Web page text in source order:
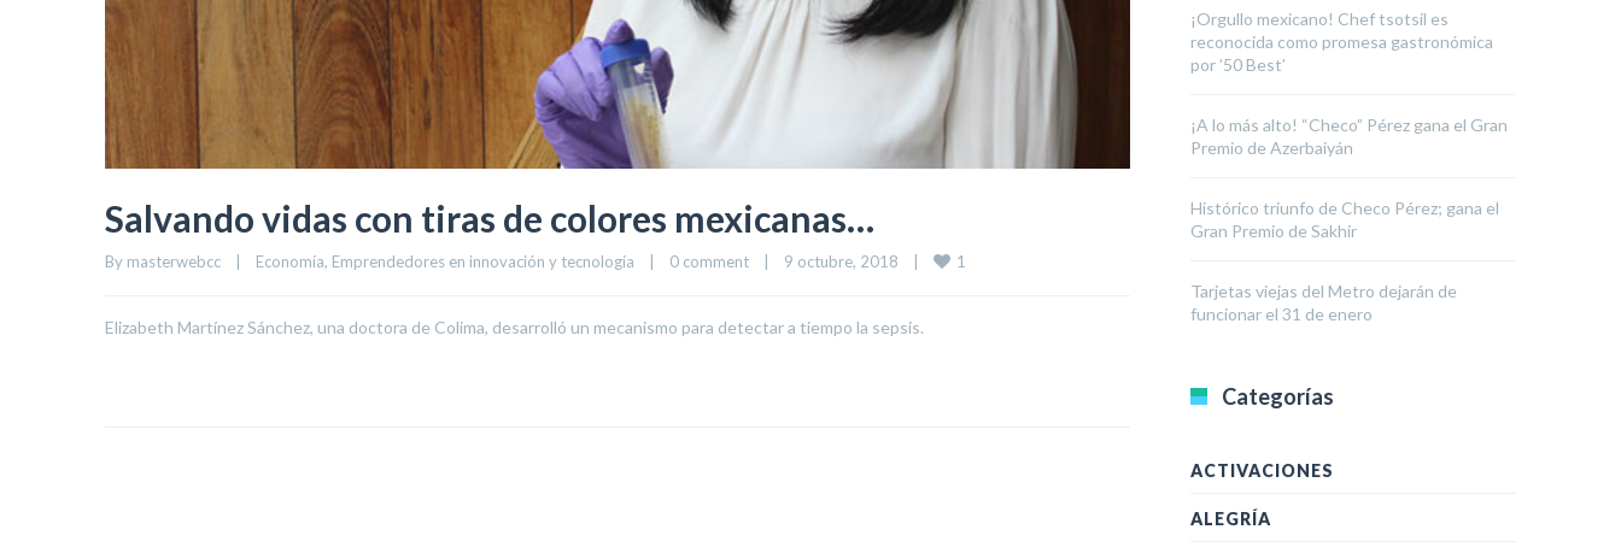
Salvando vidas con tiras de colores mexicanas…
By masterwebcc Economía, Emprendedores en innovación y tecnología 0 comment 9 octubre, 2018 1
Elizabeth Martínez Sánchez, una doctora de Colima, desarrolló un mecanismo para detectar a tiempo la sepsis.
¡Orgullo mexicano! Chef tsotsil es
reconocida como promesa gastronómica
por ’50 Best’
¡A lo más alto! “Checo” Pérez gana el Gran
Premio de Azerbaiyán
Histórico triunfo de Checo Pérez; gana el
Gran Premio de Sakhir
Tarjetas viejas del Metro dejarán de
funcionar el 31 de enero
Categorías
ACTIVACIONES
ALEGRÍA